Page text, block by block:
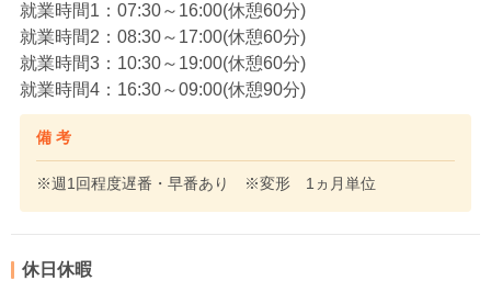
就業時間1：07:30～16:00(休憩60分)
就業時間2：08:30～17:00(休憩60分)
就業時間3：10:30～19:00(休憩60分)
就業時間4：16:30～09:00(休憩90分)
備 考
※週1回程度遅番・早番あり ※変形 1ヵ月単位
休日休暇